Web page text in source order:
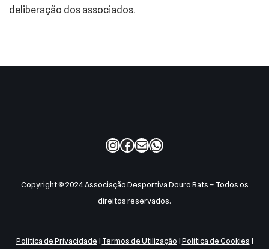
deliberação dos associados.
Copyright © 2024 Associação Desportiva Douro Bats – Todos os
direitos reservados.
Política de Privacidade | Termos de Utilização |Política de Cookies |